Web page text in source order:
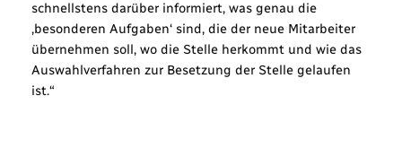
schnellstens darüber informiert, was genau die
‚besonderen Aufgaben‘ sind, die der neue Mitarbeiter
übernehmen soll, wo die Stelle herkommt und wie das
Auswahlverfahren zur Besetzung der Stelle gelaufen
ist.“